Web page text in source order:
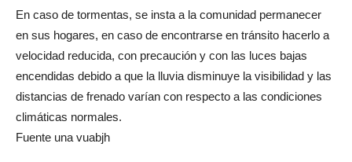
En caso de tormentas, se insta a la comunidad permanecer
en sus hogares, en caso de encontrarse en tránsito hacerlo a
velocidad reducida, con precaución y con las luces bajas
encendidas debido a que la lluvia disminuye la visibilidad y las
distancias de frenado varían con respecto a las condiciones
climáticas normales.
Fuente una vuabjh